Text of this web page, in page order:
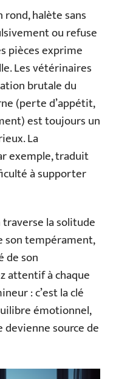
halète sans
ou refuse
pièces exprime
Les vétérinaires
brutale du
(perte d’appétit,
est toujours un
La
exemple, traduit
à supporter
la solitude
son tempérament,
de son
attentif à chaque
: c’est la clé
émotionnel,
source de